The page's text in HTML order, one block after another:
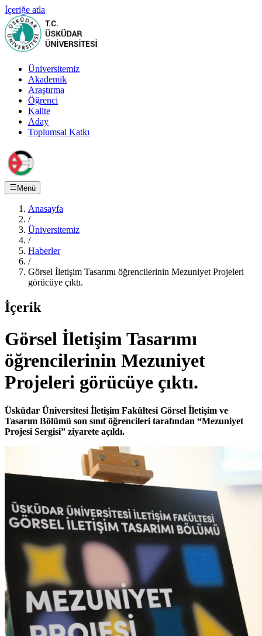
İçeriğe atla
Üniversitemiz
Akademik
Araştırma
Öğrenci
Kalite
Aday
Toplumsal Katkı
Menü
Anasayfa
/
Üniversitemiz
/
Haberler
/
Görsel İletişim Tasarımı öğrencilerinin Mezuniyet Projeleri
görücüye çıktı.
İçerik
Görsel İletişim Tasarımı
öğrencilerinin Mezuniyet
Projeleri görücüye çıktı.
Üsküdar Üniversitesi İletişim Fakültesi Görsel İletişim ve
Tasarım Bölümü son sınıf öğrencileri tarafından “Mezuniyet
Projesi Sergisi” ziyarete açıldı.